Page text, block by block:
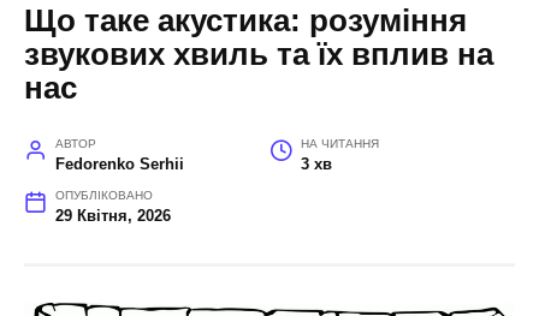
Що таке акустика: розуміння
звукових хвиль та їх вплив на
нас
АВТОР
Fedorenko Serhii
НА ЧИТАННЯ
3 хв
ОПУБЛІКОВАНО
29 Квітня, 2026